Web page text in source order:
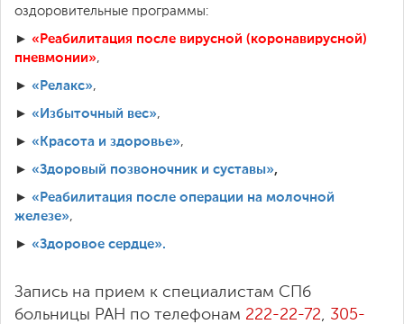
оздоровительные программы:
► «Реабилитация после вирусной (коронавирусной)
пневмонии»,
► «Релакс»,
► «Избыточный вес»,
► «Красота и здоровье»,
► «Здоровый позвоночник и суставы»,
► «Реабилитация после операции на молочной
железе»,
► «Здоровое сердце».
Запись на прием к специалистам СПб
больницы РАН по телефонам 222-22-72, 305-